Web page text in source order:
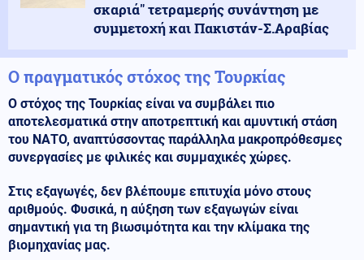
σκαριά" τετραμερής συνάντηση με
συμμετοχή και Πακιστάν-Σ.Αραβίας
Ο πραγματικός στόχος της Τουρκίας
Ο στόχος της Τουρκίας είναι να συμβάλει πιο
αποτελεσματικά στην αποτρεπτική και αμυντική στάση
του ΝΑΤΟ, αναπτύσσοντας παράλληλα μακροπρόθεσμες
συνεργασίες με φιλικές και συμμαχικές χώρες.
Στις εξαγωγές, δεν βλέπουμε επιτυχία μόνο στους
αριθμούς. Φυσικά, η αύξηση των εξαγωγών είναι
σημαντική για τη βιωσιμότητα και την κλίμακα της
βιομηχανίας μας.